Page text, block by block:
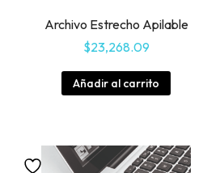
Archivo Estrecho Apilable
$23,268.09
Añadir al carrito